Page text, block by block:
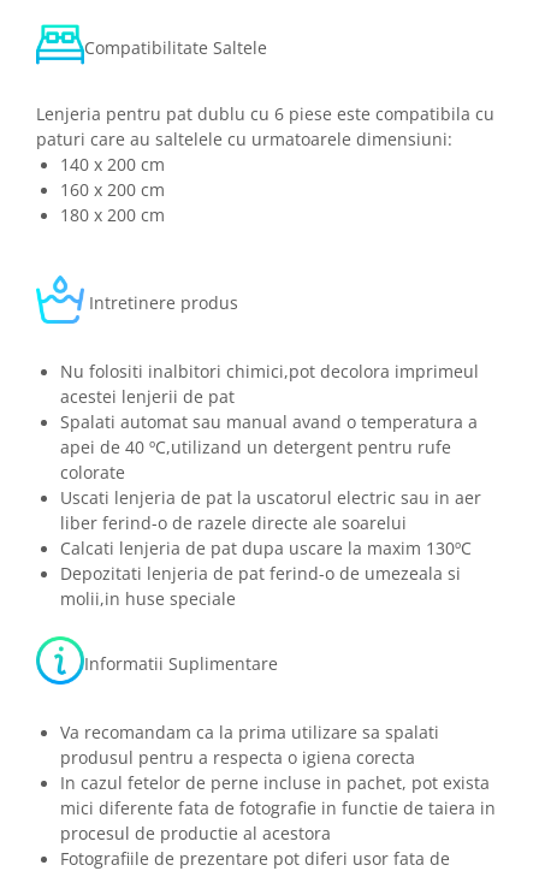
Compatibilitate Saltele
Lenjeria pentru pat dublu cu 6 piese este compatibila cu
paturi care au saltelele cu urmatoarele dimensiuni:
140 x 200 cm
160 x 200 cm
180 x 200 cm
Intretinere produs
Nu folositi inalbitori chimici,pot decolora imprimeul
acestei lenjerii de pat
Spalati automat sau manual avand o temperatura a
apei de 40 ºC,utilizand un detergent pentru rufe
colorate
Uscati lenjeria de pat la uscatorul electric sau in aer
liber ferind-o de razele directe ale soarelui
Calcati lenjeria de pat dupa uscare la maxim 130ºC
Depozitati lenjeria de pat ferind-o de umezeala si
molii,in huse speciale
Informatii Suplimentare
Va recomandam ca la prima utilizare sa spalati
produsul pentru a respecta o igiena corecta
In cazul fetelor de perne incluse in pachet, pot exista
mici diferente fata de fotografie in functie de taiera in
procesul de productie al acestora
Fotografiile de prezentare pot diferi usor fata de